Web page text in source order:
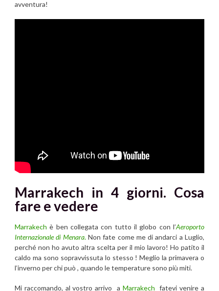
avventura!
Marrakech in 4 giorni. Cosa
fare e vedere
Marrakech è ben collegata con tutto il globo con l’Aeroporto
Internazionale di Menara.Non fate come me di andarci a Luglio,
perché non ho avuto altra scelta per il mio lavoro! Ho patito il
caldo ma sono sopravvissuta lo stesso ! Meglio la primavera o
l’inverno per chi può , quando le temperature sono più miti.
Mi raccomando, al vostro arrivo a Marrakech fatevi venire a